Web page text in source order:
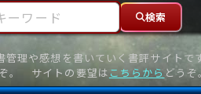
理や感想を書いていく書評サイトで
。 サイトの要望は こちらから どうぞ
ード
検索